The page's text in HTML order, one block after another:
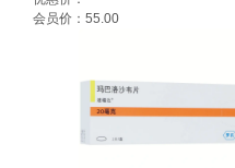
会员价：55.00